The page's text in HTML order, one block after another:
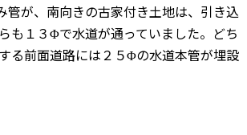
管が、南向きの古家付き土地は、引き込
も１３Φで水道が通っていました。どち
る前面道路には２５Φの水道本管が埋設